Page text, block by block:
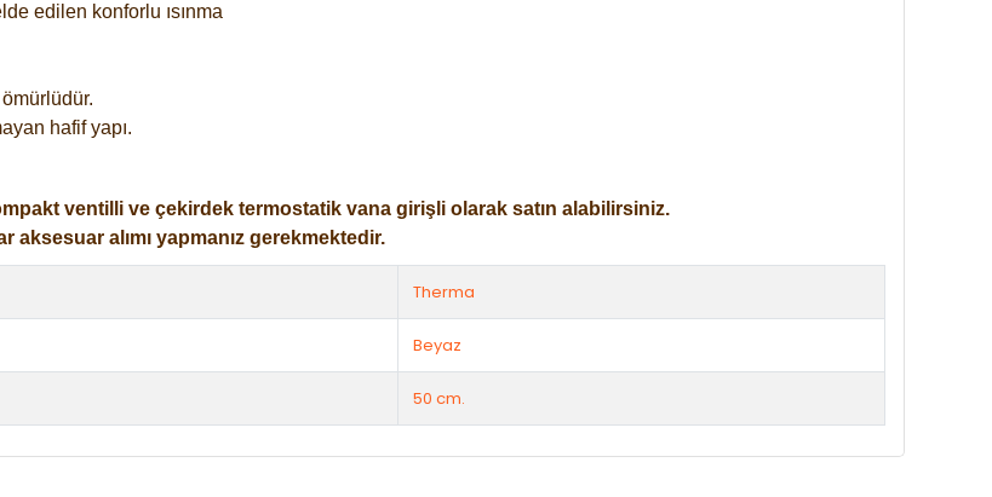
edilen konforlu ısınma
hafif yapı.
ventilli ve çekirdek termostatik vana girişli olarak satın alabilirsiniz.
aksesuar alımı yapmanız gerekmektedir.
Therma
Beyaz
50 cm.